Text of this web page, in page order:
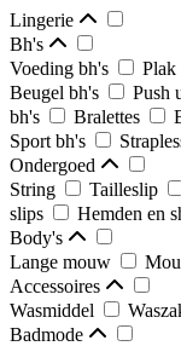
Lingerie
Bh's
Voeding bh's
Plak
Beugel bh's
Push
bh's
Bralettes
Sport bh's
Ondergoed
String
Tailleslip
slips
Hemden en
Body's
Lange mouw
Accessoires
Wasmiddel
Badmode